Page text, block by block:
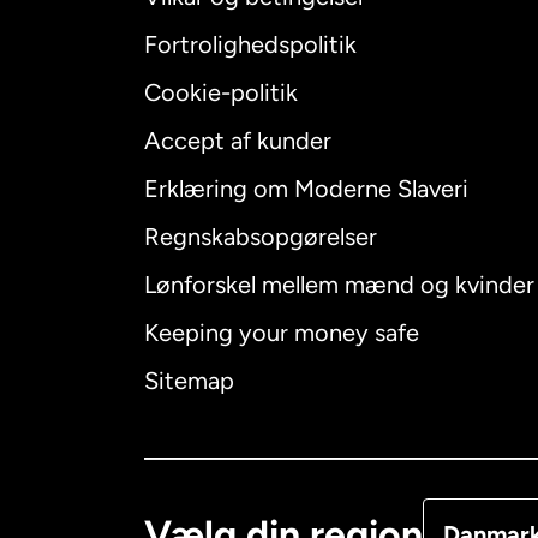
Fortrolighedspolitik
Cookie-politik
Accept af kunder
Erklæring om Moderne Slaveri
Regnskabsopgørelser
Lønforskel mellem mænd og kvinder
Keeping your money safe
Sitemap
Australien